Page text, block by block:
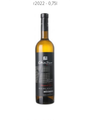
r2022 - 0,75l